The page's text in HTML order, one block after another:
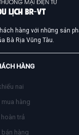
hàng với những sản
Bà Rịa Vũng Tàu.
HÀNG
nai
hàng
trả
hàng